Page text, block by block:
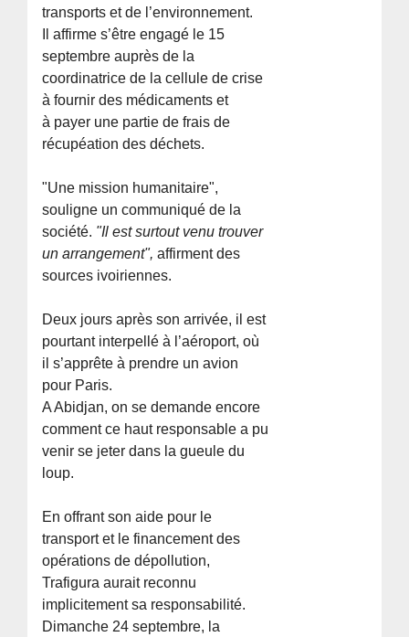
transports et de l’environnement.
Il affirme s’être engagé le 15
septembre auprès de la
coordinatrice de la cellule de crise
à fournir des médicaments et
à payer une partie de frais de
récupéation des déchets.
"Une mission humanitaire",
souligne un communiqué de la
société. "Il est surtout venu trouver
un arrangement", affirment des
sources ivoiriennes.
Deux jours après son arrivée, il est
pourtant interpellé à l’aéroport, où
il s’apprête à prendre un avion
pour Paris.
A Abidjan, on se demande encore
comment ce haut responsable a pu
venir se jeter dans la gueule du
loup.
En offrant son aide pour le
transport et le financement des
opérations de dépollution,
Trafigura aurait reconnu
implicitement sa responsabilité.
Dimanche 24 septembre, la